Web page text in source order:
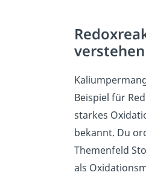
verstehen
Beispiel für
starkes
bekannt. Du
Themenfeld
als